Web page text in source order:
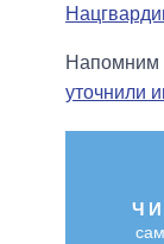
Напомним
уточнили